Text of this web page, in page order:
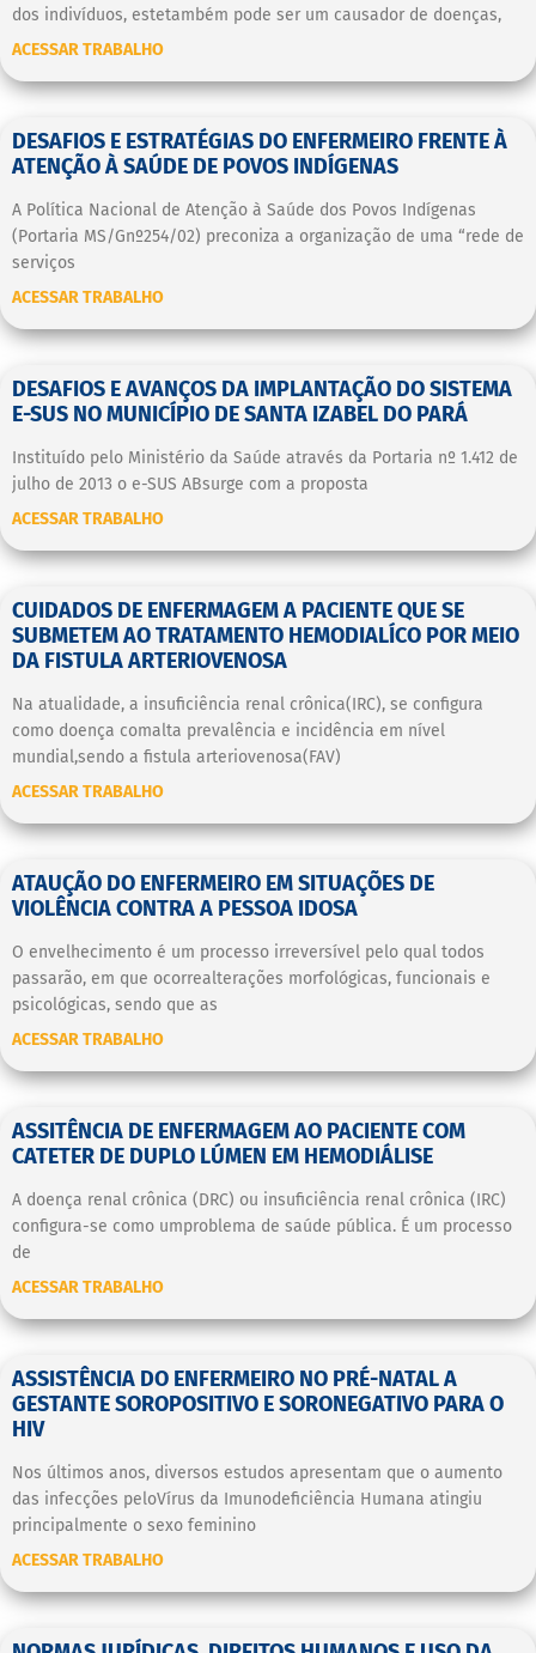
dos indivíduos, estetambém pode ser um causador de doenças,
ACESSAR TRABALHO
DESAFIOS E ESTRATÉGIAS DO ENFERMEIRO FRENTE À
ATENÇÃO À SAÚDE DE POVOS INDÍGENAS
A Política Nacional de Atenção à Saúde dos Povos Indígenas
(Portaria MS/Gnº254/02) preconiza a organização de uma “rede de
serviços
ACESSAR TRABALHO
DESAFIOS E AVANÇOS DA IMPLANTAÇÃO DO SISTEMA
E-SUS NO MUNICÍPIO DE SANTA IZABEL DO PARÁ
Instituído pelo Ministério da Saúde através da Portaria nº 1.412 de
julho de 2013 o e-SUS ABsurge com a proposta
ACESSAR TRABALHO
CUIDADOS DE ENFERMAGEM A PACIENTE QUE SE
SUBMETEM AO TRATAMENTO HEMODIALÍCO POR MEIO
DA FISTULA ARTERIOVENOSA
Na atualidade, a insuficiência renal crônica(IRC), se configura
como doença comalta prevalência e incidência em nível
mundial,sendo a fistula arteriovenosa(FAV)
ACESSAR TRABALHO
ATAUÇÃO DO ENFERMEIRO EM SITUAÇÕES DE
VIOLÊNCIA CONTRA A PESSOA IDOSA
O envelhecimento é um processo irreversível pelo qual todos
passarão, em que ocorrealterações morfológicas, funcionais e
psicológicas, sendo que as
ACESSAR TRABALHO
ASSITÊNCIA DE ENFERMAGEM AO PACIENTE COM
CATETER DE DUPLO LÚMEN EM HEMODIÁLISE
A doença renal crônica (DRC) ou insuficiência renal crônica (IRC)
configura-se como umproblema de saúde pública. É um processo
de
ACESSAR TRABALHO
ASSISTÊNCIA DO ENFERMEIRO NO PRÉ-NATAL A
GESTANTE SOROPOSITIVO E SORONEGATIVO PARA O
HIV
Nos últimos anos, diversos estudos apresentam que o aumento
das infecções peloVírus da Imunodeficiência Humana atingiu
principalmente o sexo feminino
ACESSAR TRABALHO